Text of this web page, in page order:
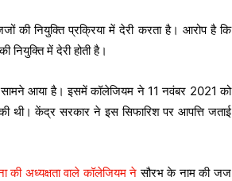
की नियुक्ति प्रक्रिया में देरी करता है। आरोप है कि
में देरी होती है।
सामने आया है। इसमें कॉलेजियम ने 11 नवंबर 2021 को
थी। केंद्र सरकार ने इस सिफारिश पर आपत्ति जताई
की अध्यक्षता वाले कॉलेजियम ने सौरभ के नाम की जज